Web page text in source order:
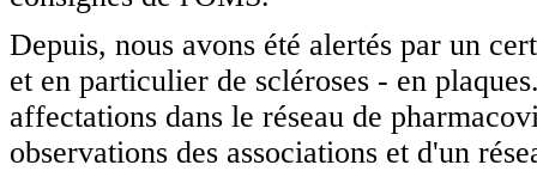
Depuis, nous avons été alertés par un
et en particulier de scléroses - en
affectations dans le réseau de
observations des associations et d'un